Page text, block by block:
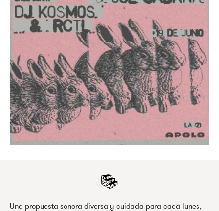
Una propuesta sonora diversa y cuidada para cada lunes,